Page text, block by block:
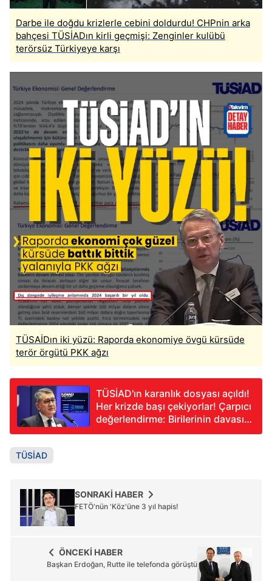
Darbe ile doğdu krizlerle cebini doldurdu! CHPnin arka
bahçesi TÜSİADın kirli geçmişi: Zenginler kulübü
terörsüz Türkiyeye karşı
TÜSAİDın iki yüzü: Raporda ekonomiye övgü kürsüde
terör örgütü PKK ağzı
TÜSİAD'ın karanlık dosyası açıldı!
Her krizde başı çekiyorlar! Çarpıcı
değerlendirme: Birilerinin davasını
güden söylem tarzı bunlar
TÜSİAD
SONRAKİ HABER
FETÖ'nün 'Köz'üne 3 yıl hapis!
ÖNCEKİ HABER
Başkan Erdoğan, Rutte ile telefonda görüştü